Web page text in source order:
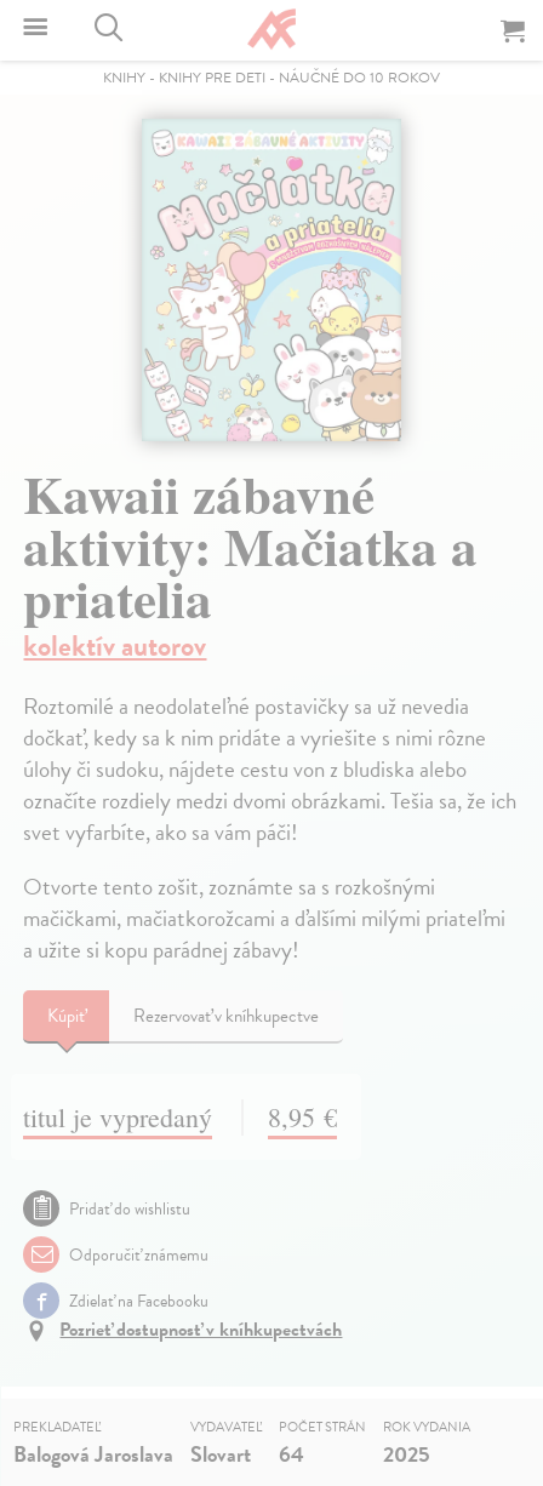
KNIHY - KNIHY PRE DETI - NÁUČNÉ DO 10 ROKOV
Kawaii zábavné
aktivity: Mačiatka a
priatelia
kolektív autorov
Roztomilé a neodolateľné postavičky sa už nevedia
dočkať, kedy sa k nim pridáte a vyriešite s nimi rôzne
úlohy či sudoku, nájdete cestu von z bludiska alebo
označíte rozdiely medzi dvomi obrázkami. Tešia sa, že ich
svet vyfarbíte, ako sa vám páči!
Otvorte tento zošit, zoznámte sa s rozkošnými
mačičkami, mačiatkorožcami a ďalšími milými priateľmi
a užite si kopu parádnej zábavy!
Kúpiť Rezervovať v kníhkupectve
titul je vypredaný 8,95 €
Pridať do wishlistu
Odporučiť známemu
Zdielať na Facebooku
Pozrieť dostupnosť v kníhkupectvách
PREKLADATEĽ
Balogová Jaroslava
VYDAVATEĽ
Slovart
POČET STRÁN
64
ROK VYDANIA
2025